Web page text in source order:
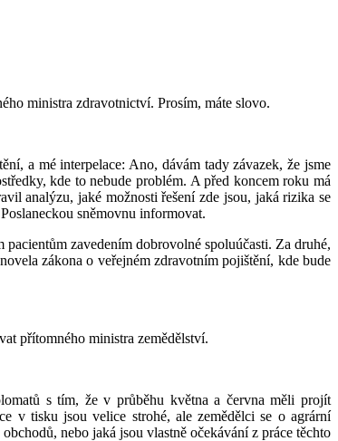
ministra zdravotnictví. Prosím, máte slovo.
a mé interpelace: Ano, dávám tady závazek, že jsme
kde to nebude problém. A před koncem roku má
analýzu, jaké možnosti řešení zde jsou, jaká rizika se
sněmovnu informovat.
zavedením dobrovolné spoluúčasti. Za druhé,
zákona o veřejném zdravotním pojištění, kde bude
přítomného ministra zemědělství.
s tím, že v průběhu května a června měli projít
v tisku jsou velice strohé, ale zemědělci se o agrární
nebo jaká jsou vlastně očekávání z práce těchto